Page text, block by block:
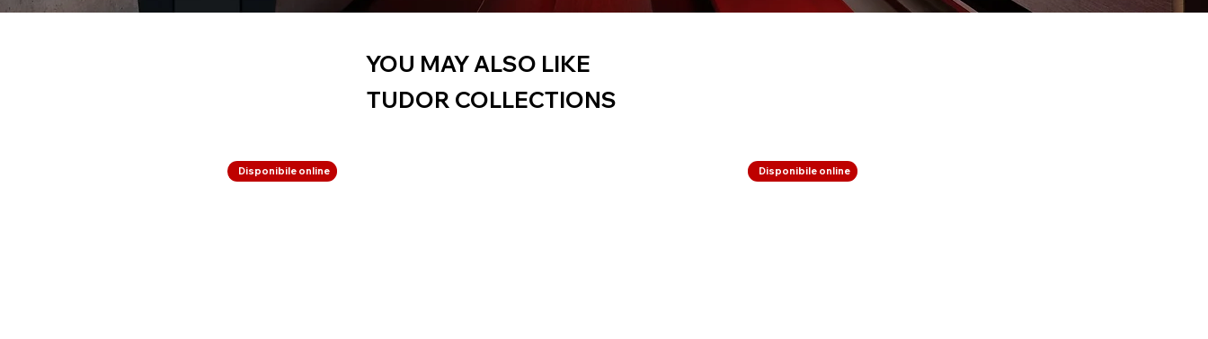
TUDOR COLLECTIONS
YOU MAY ALSO LIKE
Disponibile online Disponibile online